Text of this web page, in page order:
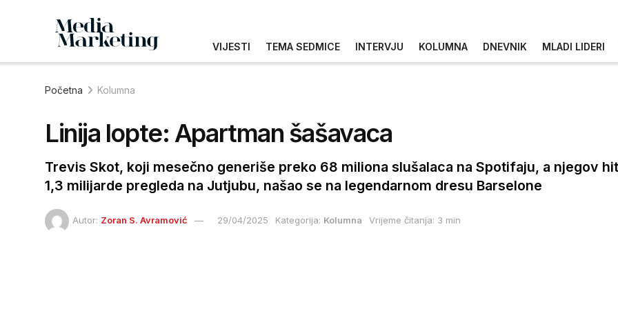
VIJESTI TEMA SEDMICE INTERVJU KOLUMNA DNEVNIK MLADI LIDERI
Početna Kolumna
Linija lopte: Apartman šašavaca
Trevis Skot, koji mesečno generiše preko 68 miliona slušalaca na Spotifaju, a njegov
1,3 milijarde pregleda na Jutjubu, našao se na legendarnom dresu Barselone
Autor: Zoran S. Avramović 29/04/2025 Kategorija: Kolumna Vrijeme čitanja: 3 min